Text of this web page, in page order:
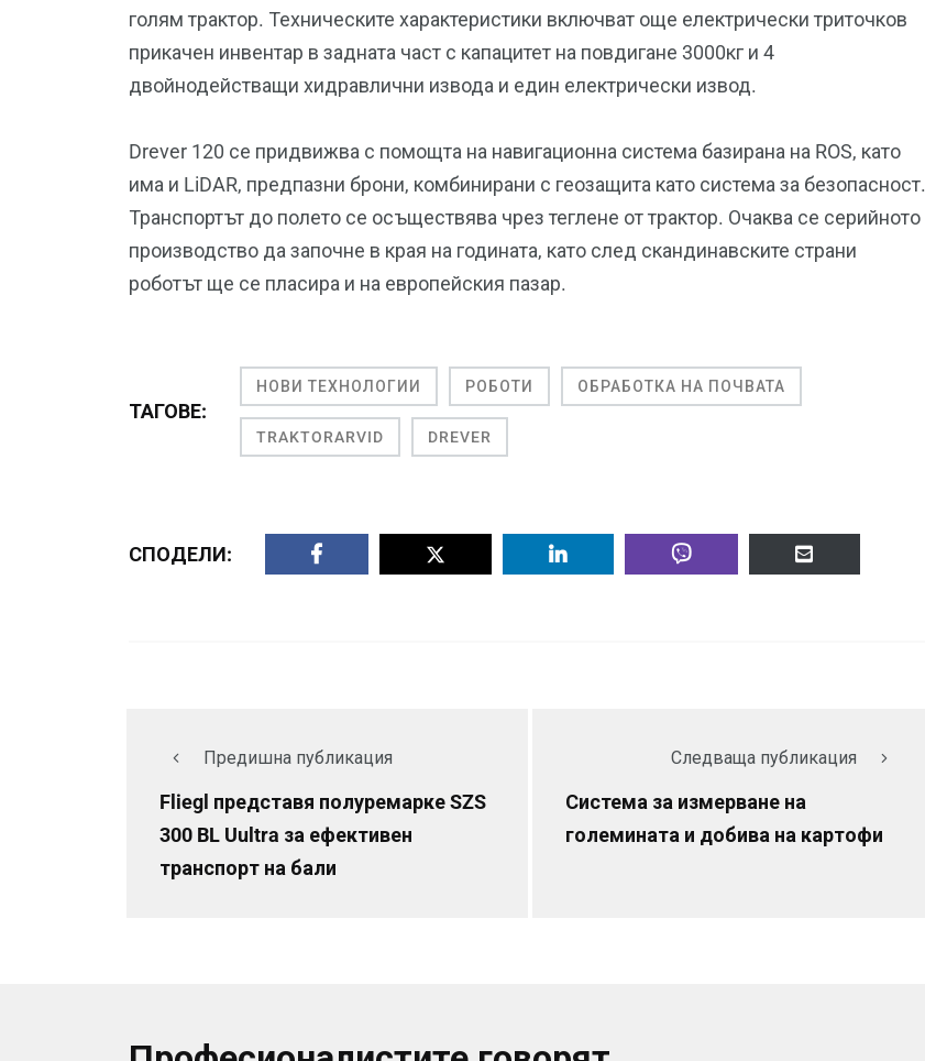
голям трактор. Техническите характеристики включват още електрически триточков
прикачен инвентар в задната част с капацитет на повдигане 3000кг и 4
двойнодействащи хидравлични извода и един електрически извод.
Drever 120 се придвижва с помощта на навигационна система базирана на ROS, като
има и LiDAR, предпазни брони, комбинирани с геозащита като система за безопасност.
Транспортът до полето се осъществява чрез теглене от трактор. Очаква се серийното
производство да започне в края на годината, като след скандинавските страни
роботът ще се пласира и на европейския пазар.
ТАГОВЕ:
НОВИ ТЕХНОЛОГИИ РОБОТИ ОБРАБОТКА НА ПОЧВАТА
TRAKTORARVID DREVER
СПОДЕЛИ:
Предишна публикация
Fliegl представя полуремарке SZS
300 BL Uultra за ефективен
транспорт на бали
Следваща публикация
Система за измерване на
големината и добива на картофи